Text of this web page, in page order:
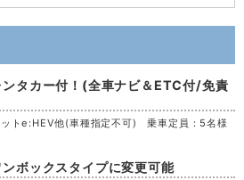
タカー付！(全車ナビ＆ETC付/免責
トe:HEV他(車種指定不可) 乗車定員：5名様
ボックスタイプに変更可能